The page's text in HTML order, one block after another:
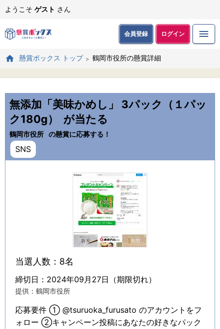
ようこそ ゲスト さん
会員登録 ログイン
懸賞ボックス トップ 鶴岡市役所の懸賞詳細
無添加「美味かめし」 3パック（１パッ
ク180g）
が当たる
鶴岡市役所 の懸賞に応募する！
SNS
当選人数：8名
締切日：2024年09月27日（期限切れ）
提供：鶴岡市役所
応募要件 ① @tsuruoka_furusato のアカウントをフ
ォロー ②キャンペーン投稿にあなたの好きなパック